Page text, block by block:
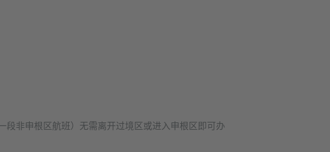
非申根区航班）无需离开过境区或进入申根区即可办